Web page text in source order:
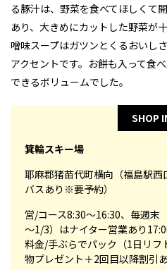
る豚汁は、野菜を食べてほしくて
あり、大きめにカットした野菜が
噌味スープはガツンとくるおいし
アクセントです。お餅も入って食
できるボリュームでした。
SHOP
箕輪スキー場
耶麻郡猪苗代町横向（福島駅
バスあり※要予約）
営/コース8:30～16:30、毎週末
～1/3）はナイター営業あり
料金/手ぶらでパック（1日リフ
物プレゼント＋2回目以降割引